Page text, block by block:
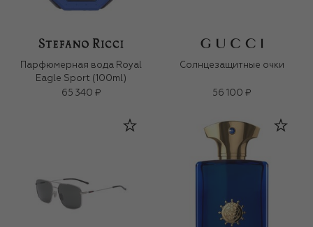
Парфюмерная вода Royal
Eagle Sport (100ml)
65 340 ₽
Солнцезащитные очки
56 100 ₽